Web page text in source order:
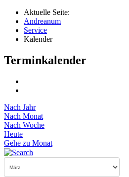
Aktuelle Seite:
Andreanum
Service
Kalender
Terminkalender
Nach Jahr
Nach Monat
Nach Woche
Heute
Gehe zu Monat